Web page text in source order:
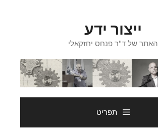
ייצור ידע
האתר של ד"ר פנחס יחזקאלי
תפריט